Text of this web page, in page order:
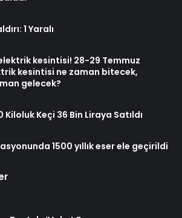
1 Yaralı
kesintisi! 28-29 Temmuz
kesintisi ne zaman bitecek,
gelecek?
Kiloluk Keçi 36 Bin Liraya Satıldı
1500 yıllık eser ele geçirildi